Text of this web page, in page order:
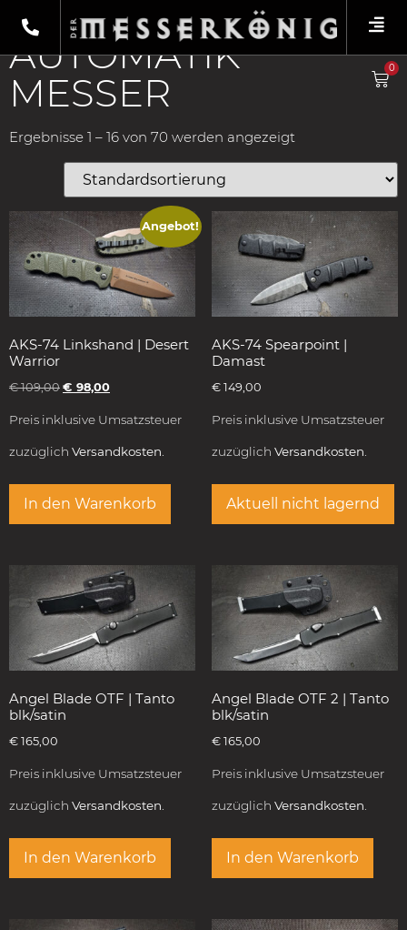
0
AUTOMATIK
MESSER
Ergebnisse 1 – 16 von 70 werden angezeigt
Angebot!
AKS-74 Linkshand | Desert
Warrior
€109,00 € 98,00
Preis inklusive Umsatzsteuer
zuzüglich Versandkosten.
In den Warenkorb
AKS-74 Spearpoint |
Damast
€149,00
Preis inklusive Umsatzsteuer
zuzüglich Versandkosten.
Aktuell nicht lagernd
Angel Blade OTF | Tanto
blk/satin
€ 165,00
Preis inklusive Umsatzsteuer
zuzüglich Versandkosten.
In den Warenkorb
Angel Blade OTF 2 | Tanto
blk/satin
€165,00
Preis inklusive Umsatzsteuer
zuzüglich Versandkosten.
In den Warenkorb